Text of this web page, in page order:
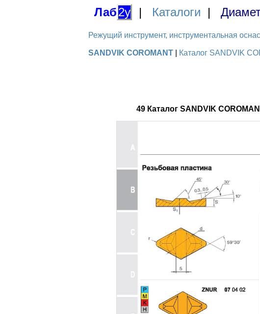
Лаб2у | Каталоги |
Режущий инструмент, инструментальная
SANDVIK COROMANT Каталог SANDVIK
49 Каталог SANDVIK